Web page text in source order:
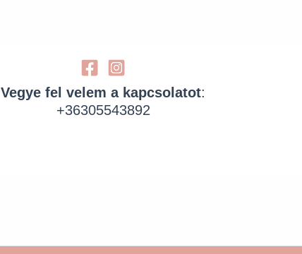
Vegye fel velem a kapcsolatot:
+36305543892